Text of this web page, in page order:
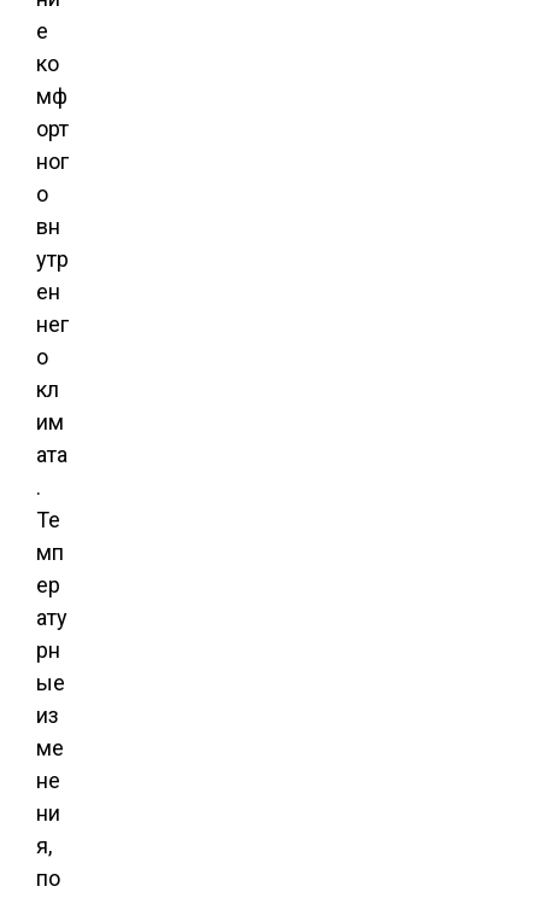
е
ко
мф
орт
ног
о
вн
утр
ен
нег
о
кл
им
ата
.
Те
мп
ер
ату
рн
ые
из
ме
не
ни
я,
по